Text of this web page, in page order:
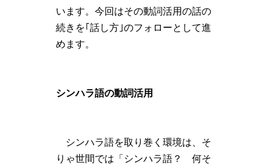
います。今回はその動詞活用の話の
続きを｢話し方｣のフォローとして進
めます。
シンハラ語の動詞活用
シンハラ語を取り巻く環境は、そ
りゃ世間では「シンハラ語？ 何そ